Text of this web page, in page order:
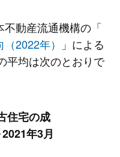
不動産流通機構の「
2022年）
」による
平均は次のとおりで
住宅の成
年3月